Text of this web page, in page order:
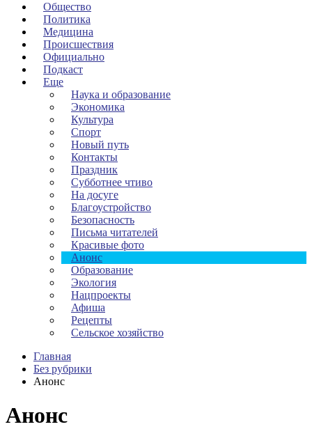
Общество
Политика
Медицина
Происшествия
Официально
Подкаст
Еще
Наука и образование
Экономика
Культура
Спорт
Новый путь
Контакты
Праздник
Субботнее чтиво
На досуге
Благоустройство
Безопасность
Письма читателей
Красивые фото
Анонс
Образование
Экология
Нацпроекты
Афиша
Рецепты
Сельское хозяйство
Главная
Без рубрики
Анонс
Анонс